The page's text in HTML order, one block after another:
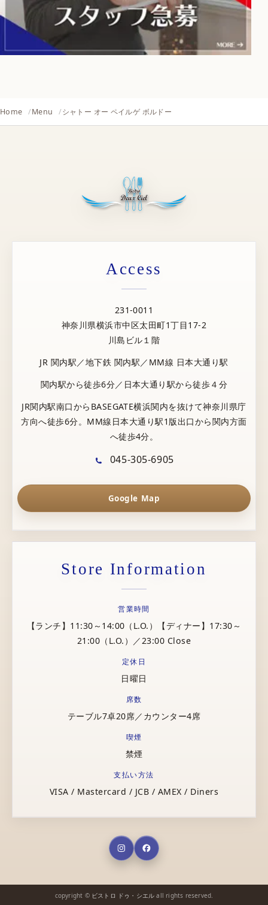
Home Menu シャトー オー ペイルゲ ボルドー
Access
231-0011
神奈川県横浜市中区太田町1丁目17-2
川島ビル１階
JR 関内駅／地下鉄 関内駅／MM線 日本大通り駅
関内駅から徒歩6分／日本大通り駅から徒歩４分
JR関内駅南口からBASEGATE横浜関内を抜けて神奈川県庁
方向へ徒歩6分。MM線日本大通り駅1版出口から関内方面
へ徒歩4分。
045-305-6905
Google Map
Store Information
営業時間
【ランチ】11:30～14:00（L.O.）【ディナー】17:30～
21:00（L.O.）／23:00 Close
定休日
日曜日
席数
テーブル7卓20席／カウンター4席
喫煙
禁煙
支払い方法
VISA / Mastercard / JCB / AMEX / Diners
copyright © ビストロ ドゥ・シエル all rights reserved.